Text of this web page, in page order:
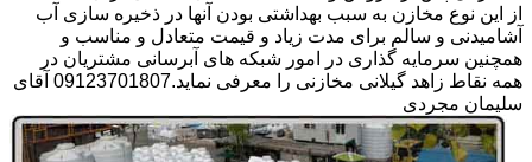
از این نوع مخازن به سبب بهداشتی بودن آنها در ذخیره سازی آب
آشامیدنی و سالم برای مدت زیاد و قیمت متعادل و مناسب و
همچنین سرمایه گذاری در امور شبکه های آبرسانی مشتریان در
همه نقاط زاهد گیلانی مخازنی را معرفی نماید.09123701807 آقای
سلیمان مجردی